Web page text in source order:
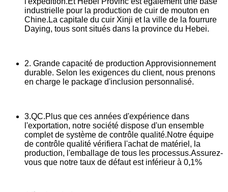
industrielle pour la production de cuir de mouton en
Chine.La capitale du cuir Xinji et la ville de la fourrure
Daying, tous sont situés dans la province du Hebei.
2. Grande capacité de production Approvisionnement
durable. Selon les exigences du client, nous prenons
en charge le package d'inclusion personnalisé.
3.QC.Plus que ces années d'expérience dans
l'exportation, notre société dispose d'un ensemble
complet de système de contrôle qualité.Notre équipe
de contrôle qualité vérifiera l'achat de matériel, la
production, l'emballage de tous les processus.Assurez-
vous que notre taux de défaut est inférieur à 0,1%